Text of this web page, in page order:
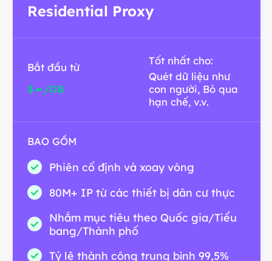
Residential Proxy
Bắt đầu từ
$- /GB
Tốt nhất cho:
Quét dữ liệu như
con người, Bỏ qua
hạn chế, v.v.
BAO GỒM
Phiên cố định và xoay vòng
80M+ IP từ các thiết bị dân cư thực
Nhắm mục tiêu theo Quốc gia/Tiểu
bang/Thành phố
Tỷ lệ thành công trung bình 99,5%